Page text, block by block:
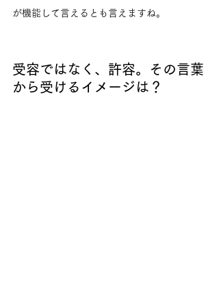
が機能して言えるとも言えますね。
受容ではなく、許容。その言葉
から受けるイメージは？